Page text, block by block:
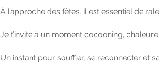
À l’approche des fêtes, il est essentiel de
Je t’invite à un moment cocooning,
Un instant pour souffler, se reconnecter et